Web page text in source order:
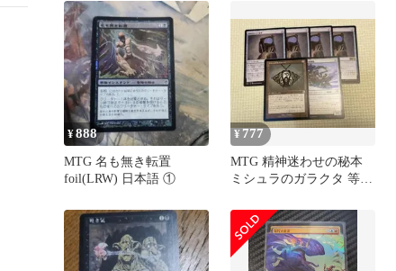
¥888
MTG 名も無き転置
foil(LRW) 日本語 ①
¥ 777
MTG 精神迷わせの秘本
ミシュラのガラクタ 等